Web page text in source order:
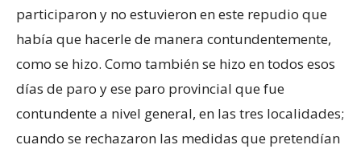
participaron y no estuvieron en este repudio que
había que hacerle de manera contundentemente,
como se hizo. Como también se hizo en todos esos
días de paro y ese paro provincial que fue
contundente a nivel general, en las tres localidades;
cuando se rechazaron las medidas que pretendían